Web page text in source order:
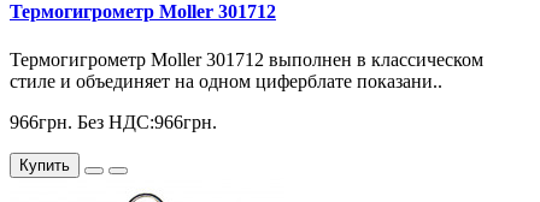
Термогигрометр Moller 301712
Термогигрометр Moller 301712 выполнен в классическом
стиле и объединяет на одном циферблате показани..
966грн. Без НДС:966грн.
Купить